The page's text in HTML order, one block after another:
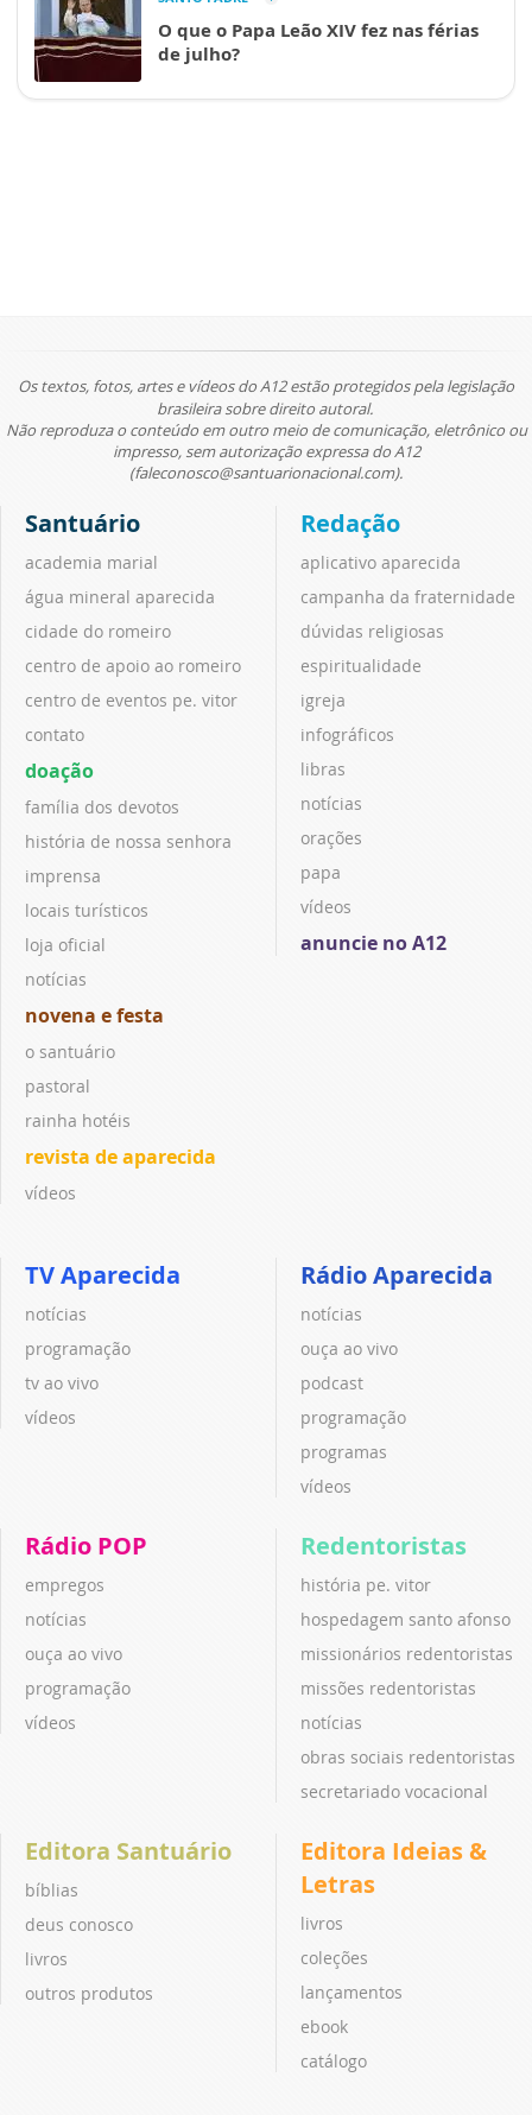
O que o Papa Leão XIV fez nas férias
de julho?
Os textos, fotos, artes e vídeos do A12 estão protegidos pela legislação
brasileira sobre direito autoral.
Não reproduza o conteúdo em outro meio de comunicação, eletrônico ou
impresso, sem autorização expressa do A12
(faleconosco@santuarionacional.com).
Santuário
academia marial
água mineral aparecida
cidade do romeiro
centro de apoio ao romeiro
centro de eventos pe. vitor
contato
doação
família dos devotos
história de nossa senhora
imprensa
locais turísticos
loja oficial
notícias
novena e festa
o santuário
pastoral
rainha hotéis
revista de aparecida
vídeos
Redação
aplicativo aparecida
campanha da fraternidade
dúvidas religiosas
espiritualidade
igreja
infográficos
libras
notícias
orações
papa
vídeos
anuncie no A12
TV Aparecida
notícias
programação
tv ao vivo
vídeos
Rádio Aparecida
notícias
ouça ao vivo
podcast
programação
programas
vídeos
Rádio POP
empregos
notícias
ouça ao vivo
programação
vídeos
Redentoristas
história pe. vitor
hospedagem santo afonso
missionários redentoristas
missões redentoristas
notícias
obras sociais redentoristas
secretariado vocacional
Editora Santuário
bíblias
deus conosco
livros
outros produtos
Editora Ideias &
Letras
livros
coleções
lançamentos
ebook
catálogo